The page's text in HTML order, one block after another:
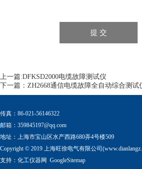
上一篇:DFKSD2000电缆故障测试仪
下一篇： ZH2668通信电缆故障全自动综合测试
传真：86-021-56146322
邮箱： 359845197@qq.com
地址：上海市宝山区水产西路680弄4号楼509
Copyright © 2019 上海旺徐电气有限公司
支持： 化工仪器网 GoogleSitemap